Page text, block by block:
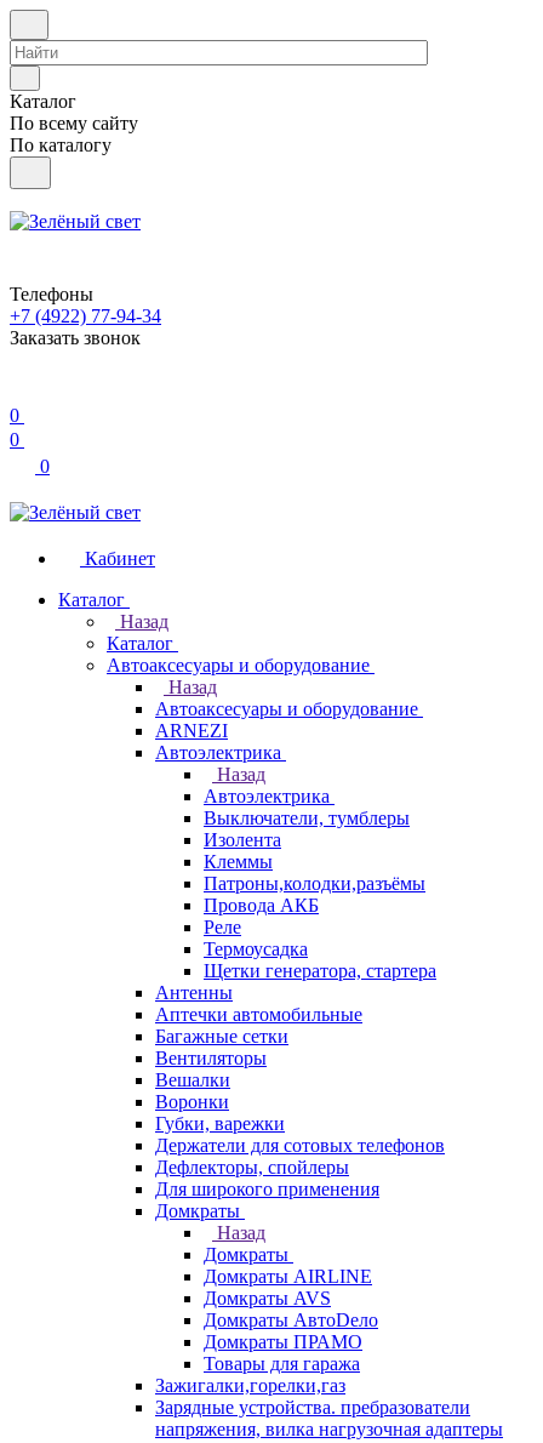
Каталог
По всему сайту
По каталогу
Телефоны
+7 (4922) 77-94-34
Заказать звонок
0
0
0
Кабинет
Каталог
Назад
Каталог
Автоаксесуары и оборудование
Назад
Автоаксесуары и оборудование
ARNEZI
Автоэлектрика
Назад
Автоэлектрика
Выключатели, тумблеры
Изолента
Клеммы
Патроны,колодки,разъёмы
Провода АКБ
Реле
Термоусадка
Щетки генератора, стартера
Антенны
Аптечки автомобильные
Багажные сетки
Вентиляторы
Вешалки
Воронки
Губки, варежки
Держатели для сотовых телефонов
Дефлекторы, спойлеры
Для широкого применения
Домкраты
Назад
Домкраты
Домкраты AIRLINE
Домкраты AVS
Домкраты АвтоDело
Домкраты ПРАМО
Товары для гаража
Зажигалки,горелки,газ
Зарядные устройства. пребразователи
напряжения, вилка нагрузочная адаптеры